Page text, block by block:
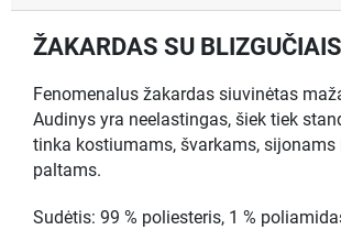
ŽAKARDAS SU BLIZGUČIAIS
Fenomenalus žakardas siuvinėtas
Audinys yra neelastingas, šiek tiek
tinka kostiumams, švarkams, sijonams
paltams.
Sudėtis: 99 % poliesteris, 1 %